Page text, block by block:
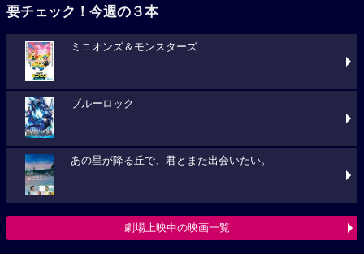
要チェック！今週の３本
ミニオンズ＆モンスターズ
ブルーロック
あの星が降る丘で、君とまた出会いたい。
劇場上映中の映画一覧